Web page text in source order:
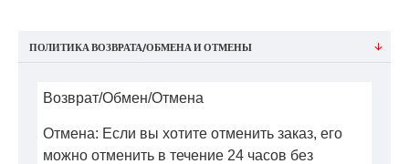
ПОЛИТИКА ВОЗВРАТА/ОБМЕНА И ОТМЕНЫ
Возврат/Обмен/Отмена
Отмена: Если вы хотите отменить заказ, его
можно отменить в течение 24 часов без